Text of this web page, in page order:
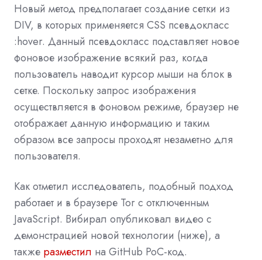
Новый метод предполагает создание сетки из
DIV, в которых применяется CSS псевдокласс
:hover. Данный псевдокласс подставляет новое
фоновое изображение всякий раз, когда
пользователь наводит курсор мыши на блок в
сетке. Поскольку запрос изображения
осуществляется в фоновом режиме, браузер не
отображает данную информацию и таким
образом все запросы проходят незаметно для
пользователя.
Как отметил исследователь, подобный подход
работает и в браузере Tor с отключенным
JavaScript. Вибирал опубликовал видео с
демонстрацией новой технологии (ниже), а
также разместил на GitHub PoC-код.